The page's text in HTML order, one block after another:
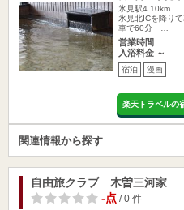
氷見駅4.10km
氷見北ICを降り
車で60分 …
営業時間
入浴料金 ～
宿泊 漫画
楽天トラベルの
関連情報から探す
自由旅クラブ 木曽三河家
-点/ 0 件